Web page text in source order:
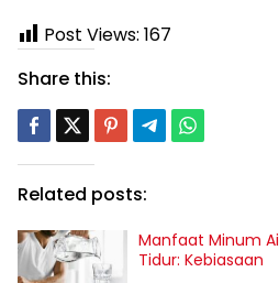
Post Views: 167
Share this:
Related posts:
Manfaat Minum
Tidur: Kebiasaan